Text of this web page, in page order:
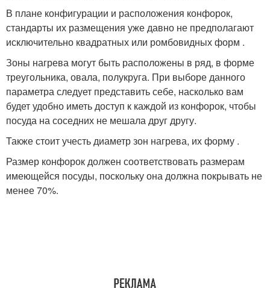
В плане конфигурации и расположения конфорок,
стандарты их размещения уже давно не предполагают
исключительно квадратных или ромбовидных форм .
Зоны нагрева могут быть расположены в ряд, в форме
треугольника, овала, полукруга. При выборе данного
параметра следует представить себе, насколько вам
будет удобно иметь доступ к каждой из конфорок, чтобы
посуда на соседних не мешала друг другу.
Также стоит учесть диаметр зон нагрева, их форму .
Размер конфорок должен соответствовать размерам
имеющейся посуды, поскольку она должна покрывать не
менее 70%.